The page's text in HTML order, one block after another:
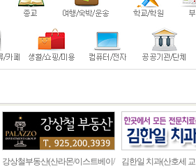
강상철부동산(산라몬/이스트베이/
김한일 치과(산호세